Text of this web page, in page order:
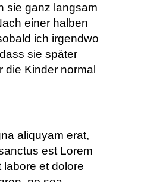
sie ganz langsam
einer halben
ich irgendwo
sie später
Kinder normal
aliquyam erat,
est Lorem
labore et dolore